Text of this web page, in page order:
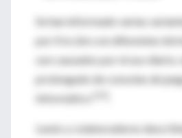
Se han informado varias
por fricción con diferentes
son causados por el uso diario,
prolongado de consolas de
informático
Lewis y colaboradores